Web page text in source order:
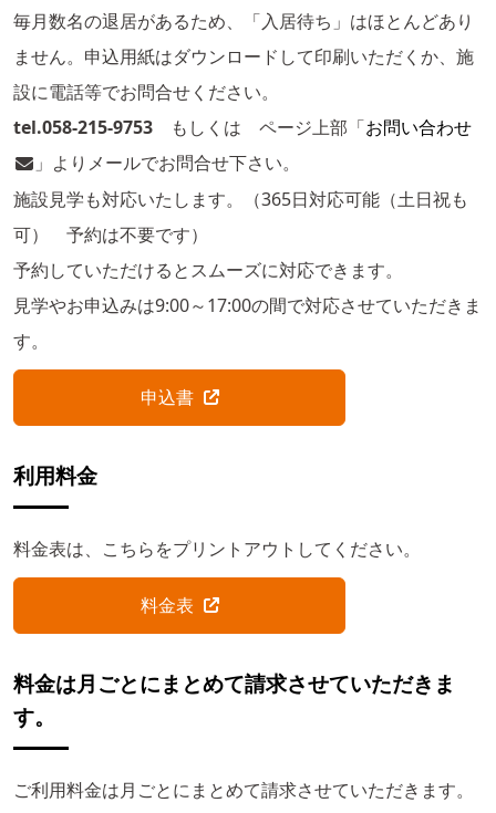
毎月数名の退居があるため、「入居待ち」はほとんどあり
ません。申込用紙はダウンロードして印刷いただくか、施
設に電話等でお問合せください。
tel.058-215-9753 もしくは ページ上部「お問い合わせ
」よりメールでお問合せ下さい。
施設見学も対応いたします。（365日対応可能（土日祝も
可） 予約は不要です）
予約していただけるとスムーズに対応できます。
見学やお申込みは9:00～17:00の間で対応させていただきま
す。
申込書
利用料金
料金表は、こちらをプリントアウトしてください。
料金表
料金は月ごとにまとめて請求させていただきま
す。
ご利用料金は月ごとにまとめて請求させていただきます。